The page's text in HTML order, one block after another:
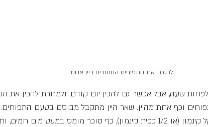
לכסות את התפוחים החתוכים ביין אדום
שעה, אבל אפשר גם להכין יום קודם, ולמחרת להכין את
וכף אחת מהיין. שאר היין מתקבל מבוסם בטעם התפוחים.
את התפוחים, אני מוסיפה לו מקל קינמון (או 1/2 כפית קינמון), כף סוכר מומס במעט